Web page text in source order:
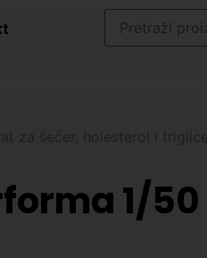
1/50